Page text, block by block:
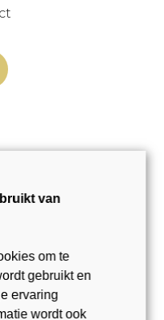
van
om te
gebruikt en
ervaring
wordt ook